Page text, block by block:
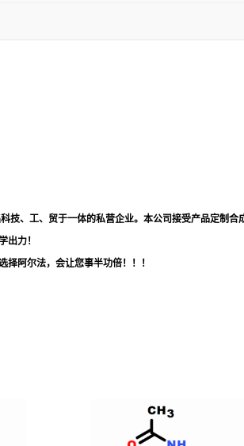
技、工、贸于一体的私营企业。本公司接受产品定制
出力！
阿尔法，会让您事半功倍！！！